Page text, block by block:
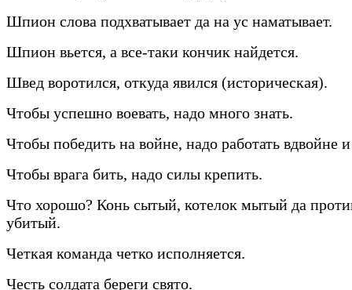
Шпион слова подхватывает да на ус наматывает.
Шпион вьется, а все-таки кончик найдется.
Швед воротился, откуда явился (историческая).
Чтобы успешно воевать, надо много знать.
Чтобы победить на войне, надо работать вдвойне
Чтобы врага бить, надо силы крепить.
Что хорошо? Конь сытый, котелок мытый да
убитый.
Четкая команда четко исполняется.
Честь солдата береги свято.